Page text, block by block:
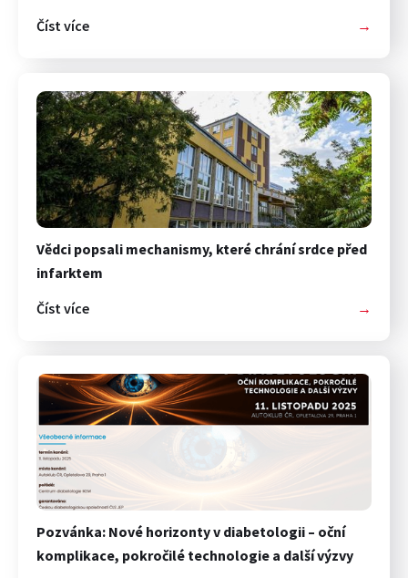
Číst více
→
Vědci popsali mechanismy, které chrání srdce před
infarktem
Číst více
→
Pozvánka: Nové horizonty v diabetologii – oční
komplikace, pokročilé technologie a další výzvy